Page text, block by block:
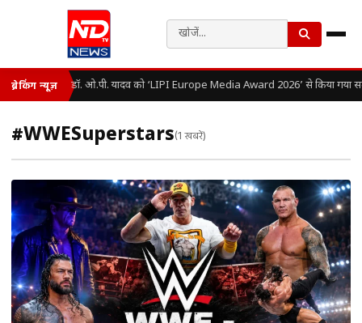
ब्रेकिंग न्यूज़ डॉ. ओ.पी. यादव को ‘LIPI Europe Media Award 2026’ से किया गया
#WWESuperstars(1 खबरें)